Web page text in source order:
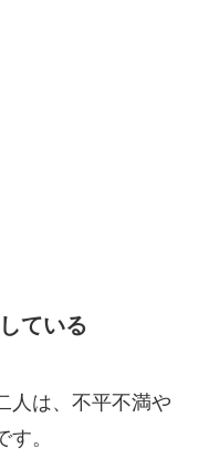
ている
人は、不平不満や
。